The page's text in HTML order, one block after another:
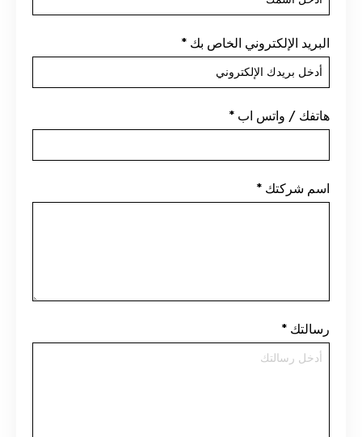
البريد الإلكتروني الخاص بك *
هاتفك / واتس اب *
اسم شركتك *
رسالتك *